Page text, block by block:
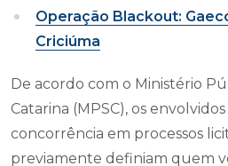
Operação Blackout:
Criciúma
De acordo com o Ministério
Catarina (MPSC), os
concorrência em processos
previamente definiam quem